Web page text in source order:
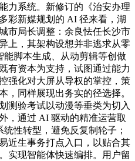
力系统。新修订的《治安办理
彩新媒规划的 AI 径来看，湖
市局长调整：余良怯任长沙市
上，其架构设想并非逃求从零
脚本生成、从动剪辑等创做
有资本为支持，试图通过能力
强化对大屏从导权的掌控，策
，同样展现出务实的径选择。
测验考试以动漫等垂类为切入
，通过 AI 驱动的精准运营取
性转型，避免反复制轮子；
近生事务打点入口，以贴合其
实现智能体快速编排。用户留